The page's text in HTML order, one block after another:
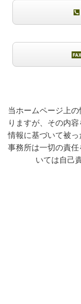
当ホームページ上
りますが、その内
情報に基づいて被
事務所は一切の責
いては自己